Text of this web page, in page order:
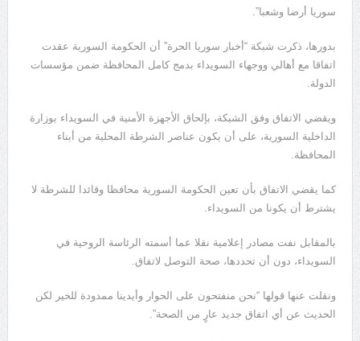
سوريا أرضا وشعبا”.
بدورها، ذكرت شبكة “أخبار سوريا الحرة” أن الحكومة السورية عقدت
اتفاقا مع أهالي ووجهاء السويداء بدمج كامل المحافظة ضمن مؤسسات
الدولة.
ويقضي الاتفاق وفق الشبكة، بإلحاق الأجهزة الأمنية في السويداء بوزارة
الداخلية السورية، على أن يكون عناصر الشرطة المحلية من أبناء
المحافظة.
كما يقضي الاتفاق بأن تعين الحكومة السورية محافظا وقائدا للشرطة لا
يشترط أن يكونا من السويداء.
بالمقابل نفت مصادر إعلامية نقلا عما أسمته الرئاسة الروحية في
السويداء، دون أن تحددها، صحة التوصل لاتفاق.
ونقلت عنها قولها “نحن منفتحون على الحوار وأيدينا ممدودة للخير لكن
الحديث عن أي اتفاق جديد عارٍ من الصحة”.